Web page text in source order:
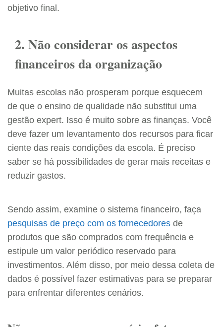
objetivo final.
2. Não considerar os aspectos
financeiros da organização
Muitas escolas não prosperam porque esquecem
de que o ensino de qualidade não substitui uma
gestão expert. Isso é muito sobre as finanças. Você
deve fazer um levantamento dos recursos para ficar
ciente das reais condições da escola. É preciso
saber se há possibilidades de gerar mais receitas e
reduzir gastos.
Sendo assim, examine o sistema financeiro, faça
pesquisas de preço com os fornecedores de
produtos que são comprados com frequência e
estipule um valor periódico reservado para
investimentos. Além disso, por meio dessa coleta de
dados é possível fazer estimativas para se preparar
para enfrentar diferentes cenários.